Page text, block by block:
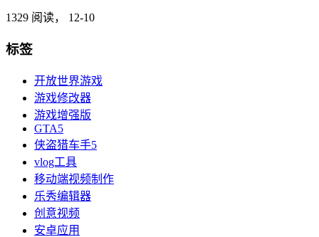
1329 阅读， 12-10
标签
开放世界游戏
游戏修改器
游戏增强版
GTA5
侠盗猎车手5
vlog工具
移动端视频制作
乐秀编辑器
创意视频
安卓应用